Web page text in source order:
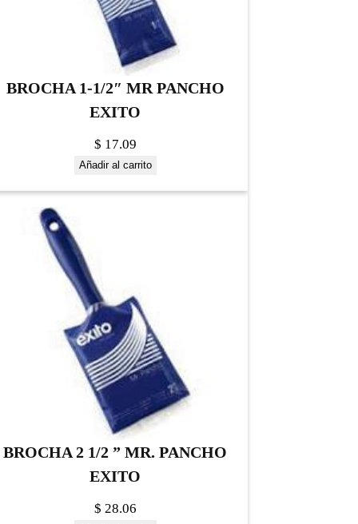
BROCHA 1-1/2″ MR PANCHO
EXITO
$ 17.09
Añadir al carrito
BROCHA 2 1/2 ” MR. PANCHO
EXITO
$ 28.06